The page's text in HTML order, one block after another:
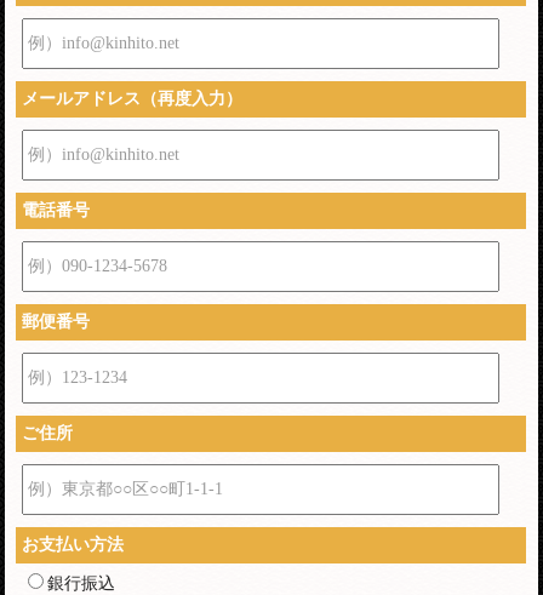
例）info@kinhito.net
メールアドレス（再度入力）
例）info@kinhito.net
電話番号
例）090-1234-5678
郵便番号
例）123-1234
ご住所
例）東京都○○区○○町1-1-1
お支払い方法
銀行振込